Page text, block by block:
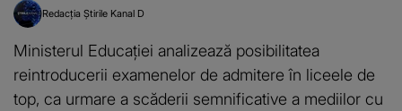
Redacția Știrile Kanal D
Ministerul Educației analizează posibilitatea
reintroducerii examenelor de admitere în liceele de
top, ca urmare a scăderii semnificative a mediilor cu